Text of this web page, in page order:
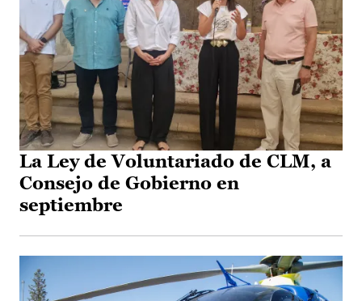
La Ley de Voluntariado de CLM, a
Consejo de Gobierno en
septiembre